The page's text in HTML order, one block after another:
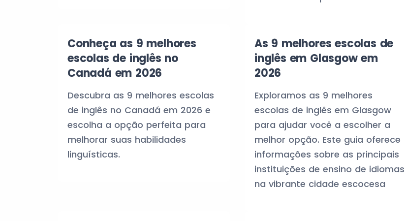
Conheça as 9 melhores
escolas de inglês no
Canadá em 2026
Descubra as 9 melhores escolas
de inglês no Canadá em 2026 e
escolha a opção perfeita para
melhorar suas habilidades
linguísticas.
As 9 melhores escolas de
inglês em Glasgow em
2026
Exploramos as 9 melhores
escolas de inglês em Glasgow
para ajudar você a escolher a
melhor opção. Este guia oferece
informações sobre as principais
instituições de ensino de idiomas
na vibrante cidade escocesa